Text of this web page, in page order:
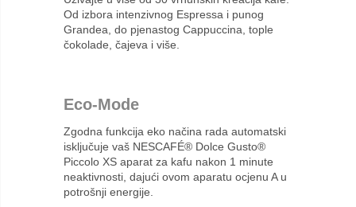
Od izbora intenzivnog Espressa i punog
Grandea, do pjenastog Cappuccina, tople
čokolade, čajeva i više.
Eco-Mode
Zgodna funkcija eko načina rada automatski
isključuje vaš NESCAFÉ® Dolce Gusto®
Piccolo XS aparat za kafu nakon 1 minute
neaktivnosti, dajući ovom aparatu ocjenu A u
potrošnji energije.